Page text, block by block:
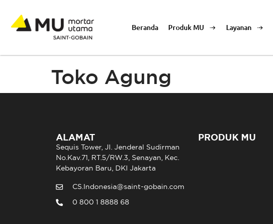
Beranda Produk MU Layanan
Toko Agung
ALAMAT
Sequis Tower, Jl. Jenderal Sudirman
No.Kav.71, RT.5/RW.3, Senayan, Kec.
Kebayoran Baru, DKI Jakarta
CS.Indonesia@saint-gobain.com
0 800 1 8888 68
PRODUK MU